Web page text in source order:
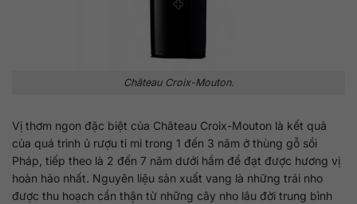
Château Croix-Mouton.
Vị thơm ngon đặc biệt của Château Croix-Mouton là kết quả
của quá trình ủ rượu tỉ mỉ trong 1 đến 3 năm ở thùng gỗ sồi
Pháp, tiếp theo là 2 đến 7 năm dưới hầm để đạt được hương vị
hoàn hảo nhất. Nguyên liệu sản xuất vang là những trái nho
được thu hoạch cẩn thận từ những cây nho lâu đời trung bình